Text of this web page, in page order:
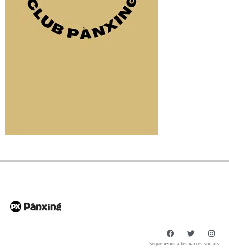
Segueix-nos a les xarxes socials